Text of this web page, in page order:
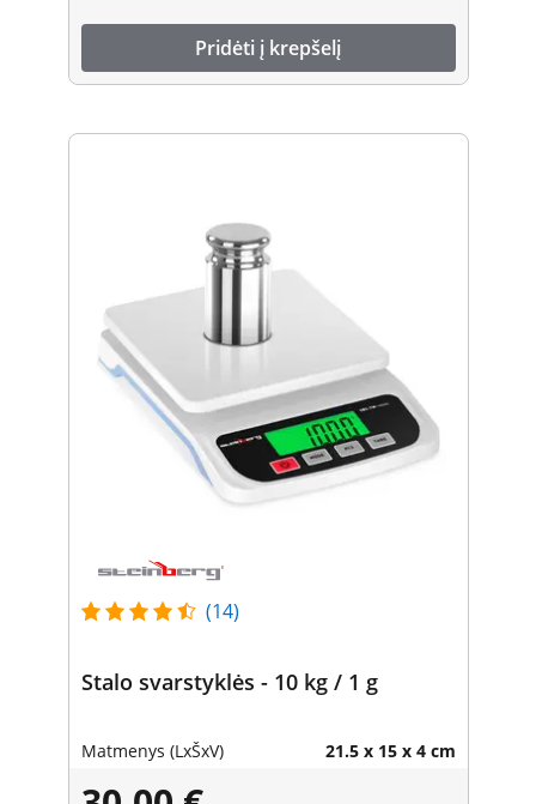
Pridėti į krepšelį
(14)
Stalo svarstyklės - 10 kg / 1 g
Matmenys (LxŠxV) 21.5 x 15 x 4 cm